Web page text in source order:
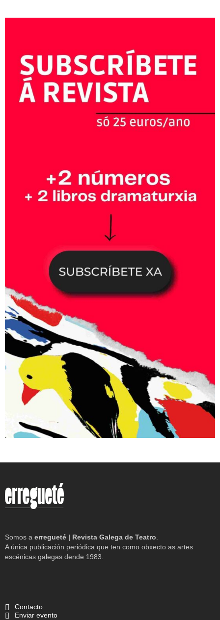
Somos a erregueté | Revista Galega de Teatro.
A única publicación periódica que ten como obxecto as artes
escénicas galegas dende 1983.
Contacto
Enviar evento